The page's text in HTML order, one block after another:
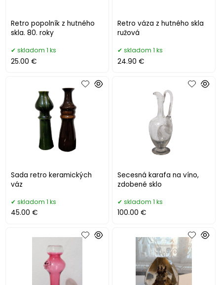
Retro popolník z hutného
skla. 80. roky
skladom 1 ks
25.00 €
Retro váza z hutného skla
ružová
skladom 1 ks
24.90 €
Sada retro keramických
váz
skladom 1 ks
45.00 €
Secesná karafa na víno,
zdobené sklo
skladom 1 ks
100.00 €